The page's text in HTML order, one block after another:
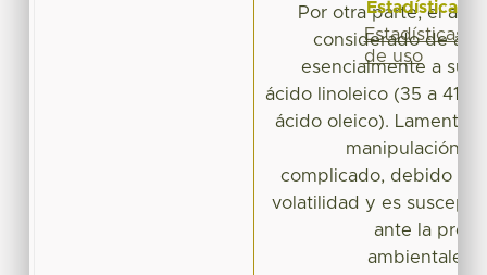
Por otra parte, el
considerado de
esencialmente a su
ácido linoleico (35 a 41%
ácido oleico).
manipulación
complicado, debido a
volatilidad y es
ante la
ambientales
Estadísticas
Estadísticas
de uso